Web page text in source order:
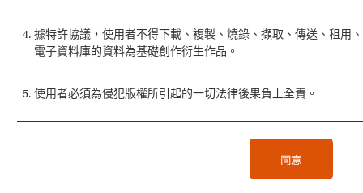
據特許協議，使用者不得下載、複製、燒錄、擷取、傳送、租用
電子資料庫的資料為基礎創作衍生作品。
使用者必須為侵犯版權所引起的一切法律後果負上全責。